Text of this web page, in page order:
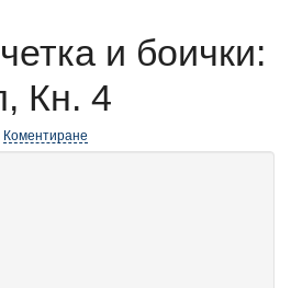
и боички:
Кн. 4
Коментиране